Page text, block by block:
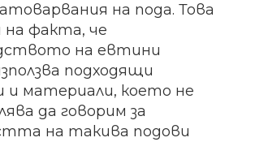
на пода. Това
на факта, че
на евтини
подходящи
и материали, което не
да говорим за
на такива подови